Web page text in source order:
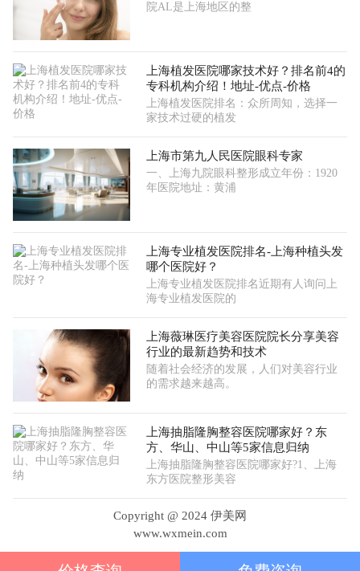
院AL是上海地区的整
上海植发医院哪家技术好？排名前4的
专科机构介绍！地址-优点-价格
上海植发医院排名：众所周知，选择一
家技术过硬的植发
上海市第九人民医院眼科专家
一、上海九院眼科整形成立年份：1920
年医院地址：黄浦
上海专业植发医院排名-上海种植头发
哪个医院好？
上海专业植发医院排名近期有人询问上
海专业植发医院的
上海薇琳医疗美容医院院长分享美容
行业的最新趋势和技术
随着社会经济的发展，人们对美容行业
的需求越来越高。
上海抽脂隆胸整容医院哪家好？东
方、华山、中山等5家信息归纳
上海抽脂隆胸整容医院哪家好?1、上海
东方医院整形美容
Copyright @ 2024 伊美网
www.wxmein.com